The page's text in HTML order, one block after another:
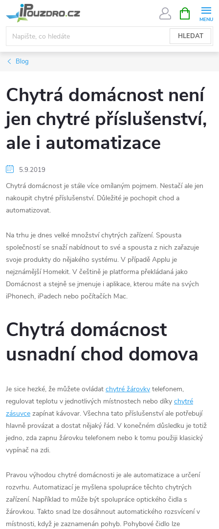
na
obsah
HLEDAT
NÁKUPNÍ
KOŠÍK
Blog
Chytrá domácnost není
jen chytré příslušenství,
ale i automatizace
5.9.2019
Chytrá domácnost je stále více omílaným pojmem. Nestačí ale jen
nakoupit chytré příslušenství. Důležité je pochopit chod a
automatizovat.
Na trhu je dnes velké množství chytrých zařízení. Spousta
společností se snaží nabídnout to své a spousta z nich zařazuje
svoje produkty do nějakého systému. V případě Applu je
nejznámější Homekit. V češtině je platforma překládaná jako
Domácnost a stejně se jmenuje i aplikace, kterou máte na svých
iPhonech, iPadech nebo počítačích Mac.
Chytrá domácnost
usnadní chod domova
Je sice hezké, že můžete ovládat chytré žárovky telefonem,
regulovat teplotu v jednotlivých místnostech nebo díky chytré
zásuvce zapínat kávovar. Všechna tato příslušenství ale potřebují
hlavně provázat a dostat nějaký řád. V konečném důsledku je totiž
jedno, zda zapnu žárovku telefonem nebo k tomu použiji klasický
vypínač na zdi.
Pravou výhodou chytré domácnosti je ale automatizace a určení
rozvrhu. Automatizací je myšlena spolupráce těchto chytrých
zařízení. Například to může být spolupráce optického čidla s
žárovkou. Takto snad lze dosáhnout automatického rozsvícení v
místnosti, když je zaznamenán pohyb. Pohybové čidlo lze